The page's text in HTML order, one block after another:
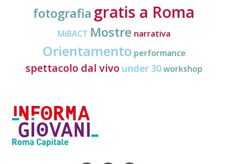
fotografia gratis a Roma
MiBACT Mostre narrativa
Orientamento performance
spettacolo dal vivo under 30workshop